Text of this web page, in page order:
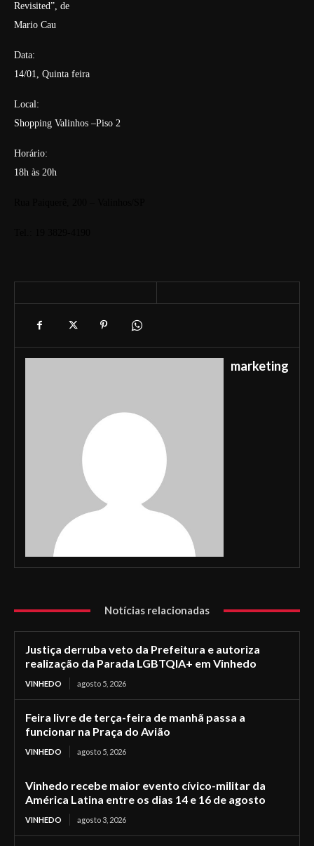
Revisited”, de
Mario Cau
Data:
14/01, Quinta feira
Local:
Shopping Valinhos –Piso 2
Horário:
18h às 20h
marketing
Notícias relacionadas
Justiça derruba veto da Prefeitura e autoriza
realização da Parada LGBTQIA+ em Vinhedo
VINHEDO agosto 5, 2026
Feira livre de terça-feira de manhã passa a
funcionar na Praça do Avião
VINHEDO agosto 5, 2026
Vinhedo recebe maior evento cívico-militar da
América Latina entre os dias 14 e 16 de agosto
VINHEDO agosto 3, 2026